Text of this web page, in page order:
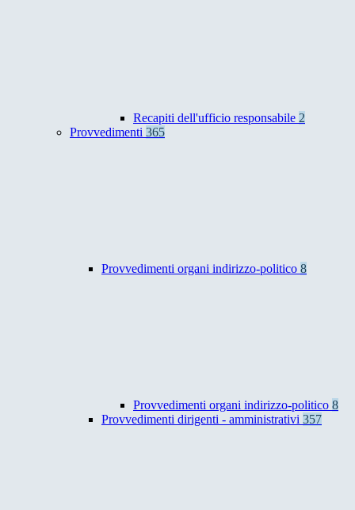
Recapiti dell'ufficio responsabile 2
Provvedimenti 365
Provvedimenti organi indirizzo-politico 8
Provvedimenti organi indirizzo-politico 8
Provvedimenti dirigenti - amministrativi 357